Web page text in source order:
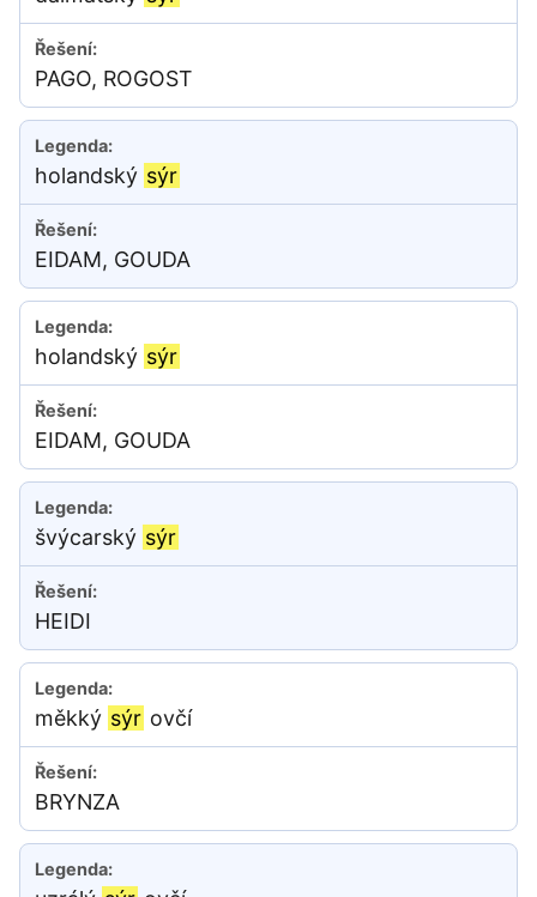
PAGO, ROGOST
holandský sýr
EIDAM, GOUDA
holandský sýr
EIDAM, GOUDA
švýcarský sýr
HEIDI
měkký sýr ovčí
BRYNZA